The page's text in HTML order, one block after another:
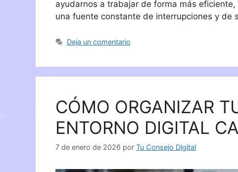
ayudarnos a trabajar de forma más
una fuente constante de interrupciones y de
Deja un comentario
CÓMO ORGANIZAR
ENTORNO DIGITAL
7 de enero de 2026 por Tu Consejo Digital